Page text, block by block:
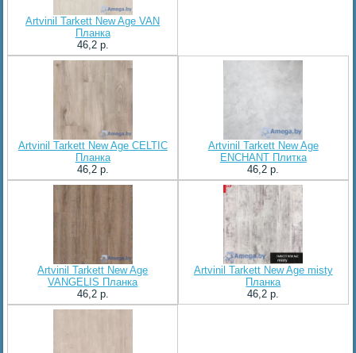
Artvinil Tarkett New Age VAN
Планка
46,2 p.
Artvinil Tarkett New Age CELTIC
Планка
46,2 p.
Artvinil Tarkett New Age
ENCHANT Плитка
46,2 p.
Artvinil Tarkett New Age
VANGELIS Планка
46,2 p.
Artvinil Tarkett New Age misty
Планка
46,2 p.